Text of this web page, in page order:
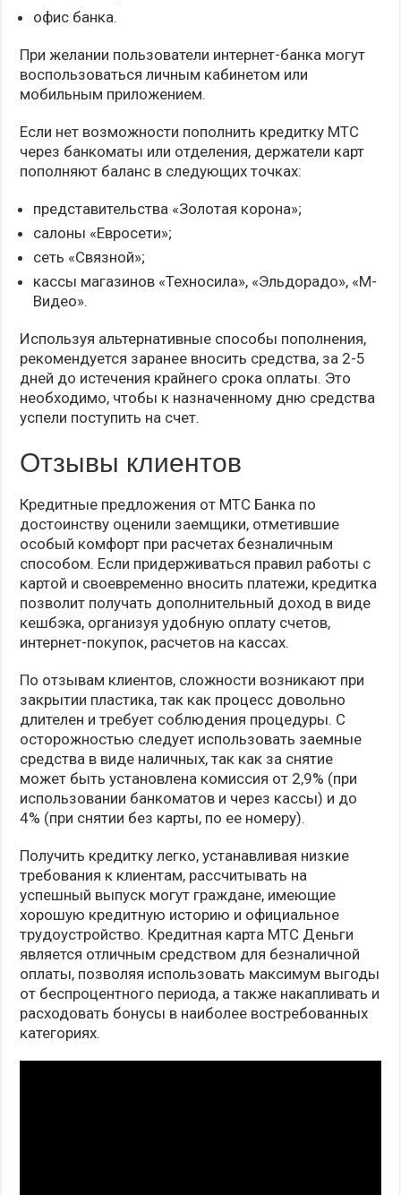
офис банка.
При желании пользователи интернет-банка могут
воспользоваться личным кабинетом или
мобильным приложением.
Если нет возможности пополнить кредитку МТС
через банкоматы или отделения, держатели карт
пополняют баланс в следующих точках:
представительства «Золотая корона»;
салоны «Евросети»;
сеть «Связной»;
кассы магазинов «Техносила», «Эльдорадо», «М-
Видео».
Используя альтернативные способы пополнения,
рекомендуется заранее вносить средства, за 2-5
дней до истечения крайнего срока оплаты. Это
необходимо, чтобы к назначенному дню средства
успели поступить на счет.
Отзывы клиентов
Кредитные предложения от МТС Банка по
достоинству оценили заемщики, отметившие
особый комфорт при расчетах безналичным
способом. Если придерживаться правил работы с
картой и своевременно вносить платежи, кредитка
позволит получать дополнительный доход в виде
кешбэка, организуя удобную оплату счетов,
интернет-покупок, расчетов на кассах.
По отзывам клиентов, сложности возникают при
закрытии пластика, так как процесс довольно
длителен и требует соблюдения процедуры. С
осторожностью следует использовать заемные
средства в виде наличных, так как за снятие
может быть установлена комиссия от 2,9% (при
использовании банкоматов и через кассы) и до
4% (при снятии без карты, по ее номеру).
Получить кредитку легко, устанавливая низкие
требования к клиентам, рассчитывать на
успешный выпуск могут граждане, имеющие
хорошую кредитную историю и официальное
трудоустройство. Кредитная карта МТС Деньги
является отличным средством для безналичной
оплаты, позволяя использовать максимум выгоды
от беспроцентного периода, а также накапливать и
расходовать бонусы в наиболее востребованных
категориях.